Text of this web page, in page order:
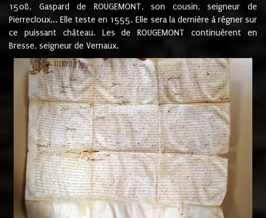
1508, Gaspard de ROUGEMONT, son cousin, seigneur de
Pierrecloux... Elle teste en 1555. Elle sera la dernière à régner sur
ce puissant château. Les de ROUGEMONT continuèrent en
Bresse, seigneur de Vernaux.